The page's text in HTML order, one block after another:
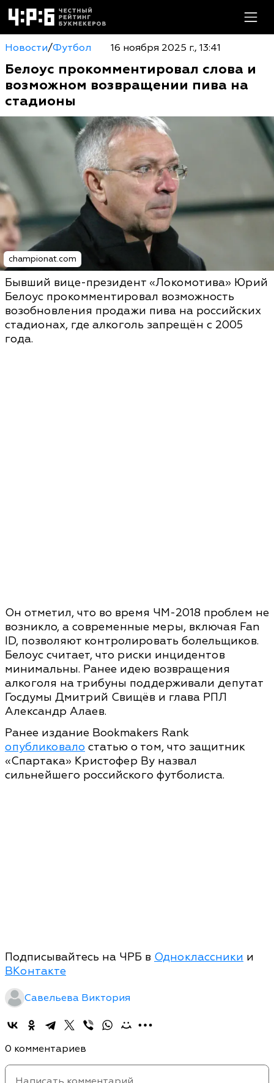
Новости/Футбол 16 ноября 2025 г., 13:41
Белоус прокомментировал слова и
возможном возвращении пива на
стадионы
championat.com
Бывший вице-президент «Локомотива» Юрий
Белоус прокомментировал возможность
возобновления продажи пива на российских
стадионах, где алкоголь запрещён с 2005
года.
Он отметил, что во время ЧМ-2018 проблем не
возникло, а современные меры, включая Fan
ID, позволяют контролировать болельщиков.
Белоус считает, что риски инцидентов
минимальны. Ранее идею возвращения
алкоголя на трибуны поддерживали депутат
Госдумы Дмитрий Свищёв и глава РПЛ
Александр Алаев.
Ранее издание Bookmakers Rank
опубликовало статью о том, что защитник
«Спартака» Кристофер Ву назвал
сильнейшего российского футболиста.
Подписывайтесь на ЧРБ в Одноклассники и
ВКонтакте
Савельева Виктория
0 комментариев